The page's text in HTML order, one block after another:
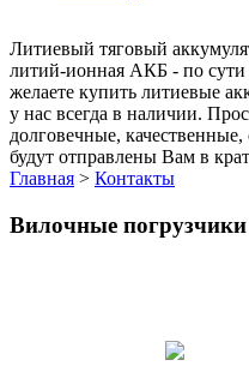
Литиевый тяговый
литий-ионная АКБ - по
желаете купить литиевые
у нас всегда в наличии.
долговечные,
будут отправлены Вам в
Главная > Контакты
Вилочные погрузчики